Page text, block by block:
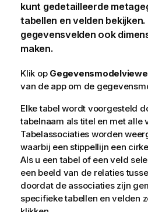
kunt gedetailleerde
tabellen en velden
gegevensvelden ook
maken.
Klik op
van de app om de
Elke tabel wordt voorgesteld
tabelnaam als titel en met alle
Tabelassociaties worden
waarbij een stippellijn een
Als u een tabel of een veld
een beeld van de relaties
doordat de associaties zijn
specifieke tabellen en velden